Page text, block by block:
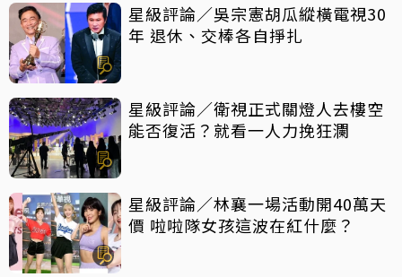
星級評論／吳宗憲胡瓜縱橫電視30
年 退休、交棒各自掙扎
星級評論／衛視正式關燈人去樓空
能否復活？就看一人力挽狂瀾
星級評論／林襄一場活動開40萬天
價 啦啦隊女孩這波在紅什麼？